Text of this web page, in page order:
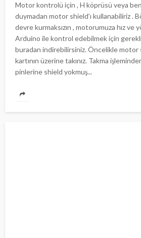
Motor kontrolü için , H köprüsü veya
duymadan motor shield’ı kullanabiliriz .
devre kurmaksızın , motorumuza hız ve
Arduino ile kontrol edebilmek için
buradan indirebilirsiniz. Öncelikle motor
kartının üzerine takınız. Takma
pinlerine shield yokmuş...